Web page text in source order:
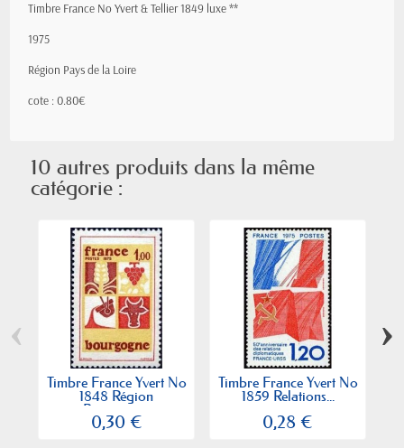
Timbre France No Yvert & Tellier 1849 luxe **
1975
Région Pays de la Loire
cote : 0.80€
10 autres produits dans la même
catégorie :
Timbre France Yvert No
1848 Région
Bourgogne
0,30 €
Timbre France Yvert No
1859 Relations...
0,28 €
‹ ›